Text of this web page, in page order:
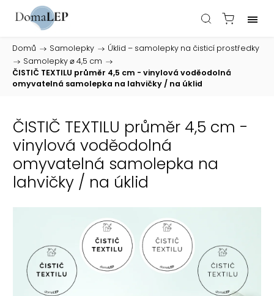
Domů / Samolepky /
Úklid – samolepky na čisticí prostředky
/
Samolepky ⌀ 4,5 cm /
ČISTIČ TEXTILU průměr 4,5 cm - vinylová voděodolná
omyvatelná samolepka na lahvičky / na úklid
ČISTIČ TEXTILU průměr 4,5 cm -
vinylová voděodolná
omyvatelná samolepka na
lahvičky / na úklid